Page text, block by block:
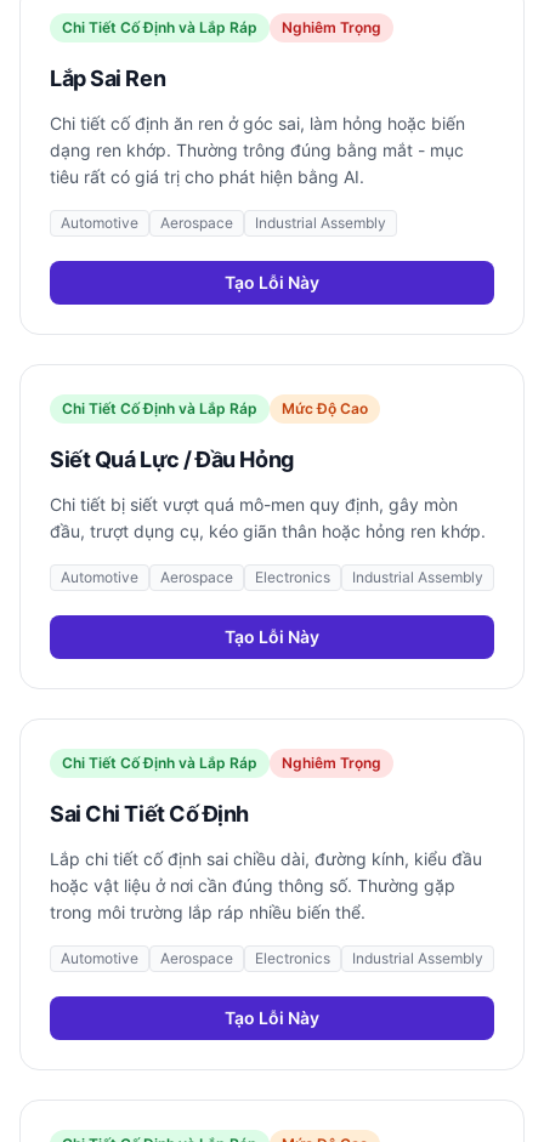
Chi Tiết Cố Định và Lắp Ráp Nghiêm Trọng
Lắp Sai Ren
Chi tiết cố định ăn ren ở góc sai, làm hỏng hoặc biến
dạng ren khớp. Thường trông đúng bằng mắt - mục
tiêu rất có giá trị cho phát hiện bằng AI.
Automotive Aerospace Industrial Assembly
Tạo Lỗi Này
Chi Tiết Cố Định và Lắp Ráp Mức Độ Cao
Siết Quá Lực / Đầu Hỏng
Chi tiết bị siết vượt quá mô-men quy định, gây mòn
đầu, trượt dụng cụ, kéo giãn thân hoặc hỏng ren khớp.
Automotive Aerospace Electronics Industrial Assembly
Tạo Lỗi Này
Chi Tiết Cố Định và Lắp Ráp Nghiêm Trọng
Sai Chi Tiết Cố Định
Lắp chi tiết cố định sai chiều dài, đường kính, kiểu đầu
hoặc vật liệu ở nơi cần đúng thông số. Thường gặp
trong môi trường lắp ráp nhiều biến thể.
Automotive Aerospace Electronics Industrial Assembly
Tạo Lỗi Này